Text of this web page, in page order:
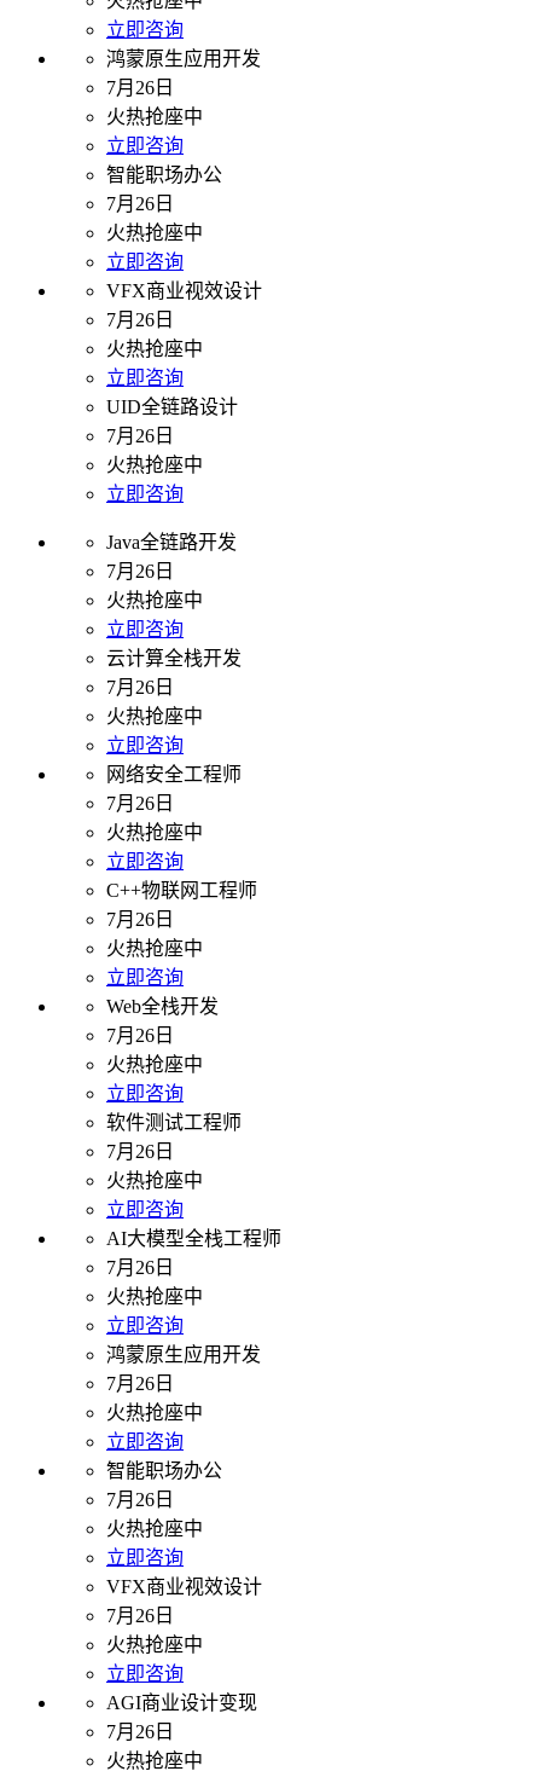
立即咨询
鸿蒙原生应用开发
7月26日
火热抢座中
立即咨询
智能职场办公
7月26日
火热抢座中
立即咨询
VFX商业视效设计
7月26日
火热抢座中
立即咨询
UID全链路设计
7月26日
火热抢座中
立即咨询
Java全链路开发
7月26日
火热抢座中
立即咨询
云计算全栈开发
7月26日
火热抢座中
立即咨询
网络安全工程师
7月26日
火热抢座中
立即咨询
C++物联网工程师
7月26日
火热抢座中
立即咨询
Web全栈开发
7月26日
火热抢座中
立即咨询
软件测试工程师
7月26日
火热抢座中
立即咨询
AI大模型全栈工程师
7月26日
火热抢座中
立即咨询
鸿蒙原生应用开发
7月26日
火热抢座中
立即咨询
智能职场办公
7月26日
火热抢座中
立即咨询
VFX商业视效设计
7月26日
火热抢座中
立即咨询
AGI商业设计变现
7月26日
火热抢座中